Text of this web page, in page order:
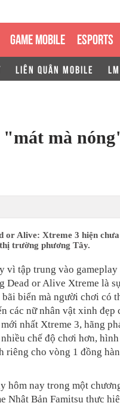
GAME MOBILE ESPORTS
LIÊN QUÂN MOBILE
mà
or Alive: Xtreme 3 hiện
trường phương Tây.
vì tập trung vào
Dead or Alive Xtreme là
bãi biển mà người chơi có
các nữ nhân vật xinh đẹp
nhất Xtreme 3, hãng
chế độ chơi hơn,
riêng cho vòng 1 đồng
hôm nay trong một
Nhật Bản Famitsu thực